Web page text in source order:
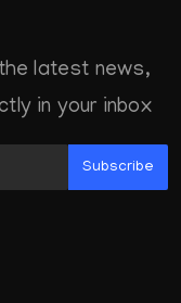
latest news,
in your inbox
Subscribe